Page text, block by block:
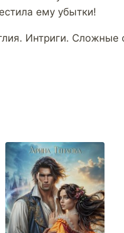
ему убытки!
Интриги.